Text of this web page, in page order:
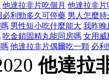
他達拉非片吃個月 他達拉非片
必利勁多久可停藥 男人怎麼持
男性短小吃什麼能大 我昨晚
吃金鎖固精丸能同房嗎 女用威
他達拉非片偶爾吃一顆 必利
他達拉